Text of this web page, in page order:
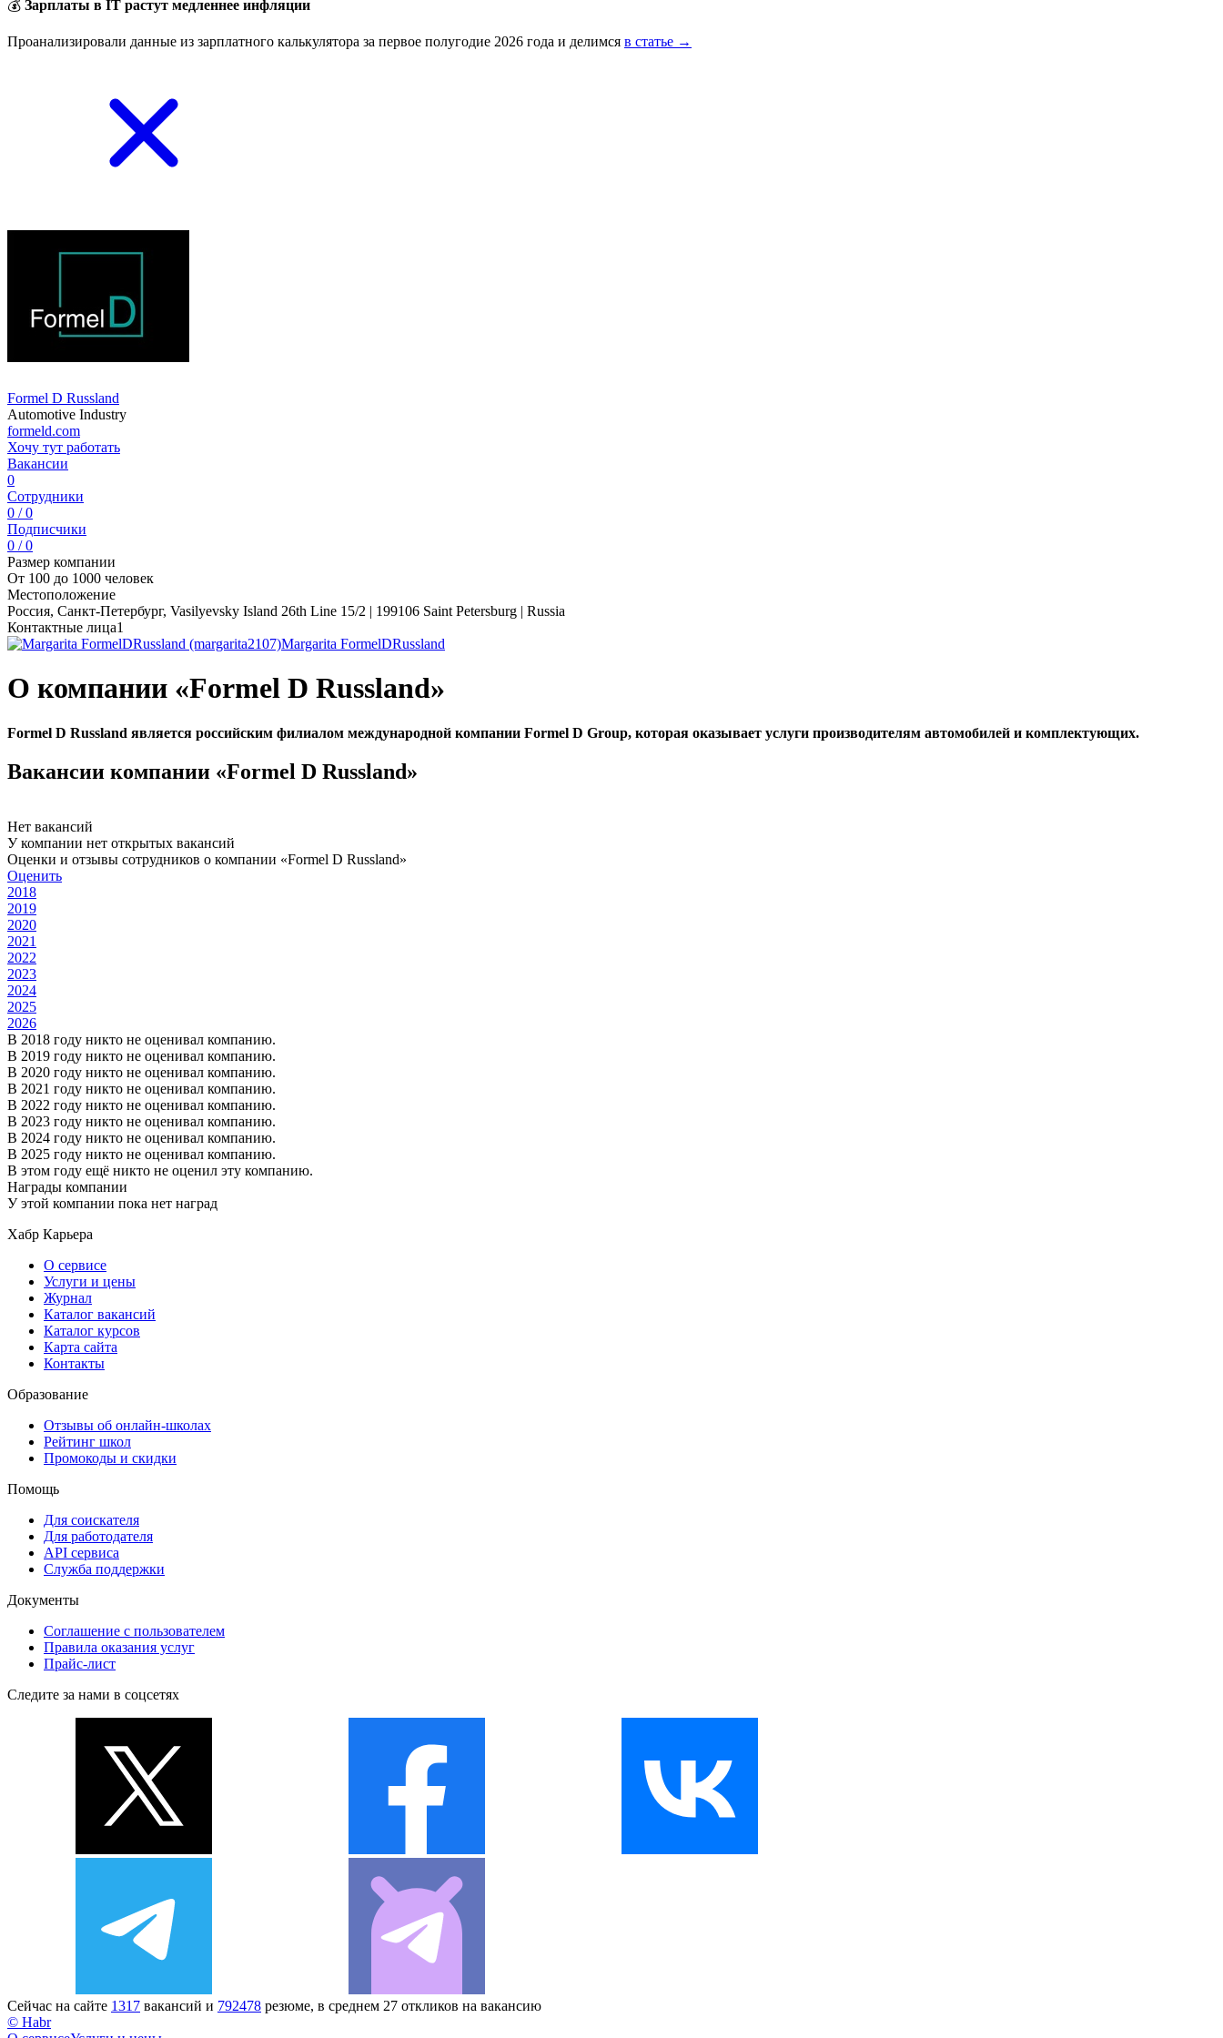
💰 Зарплаты в IT растут медленнее инфляции
Проанализировали данные из зарплатного калькулятора за первое полугодие 2026 года и делимся в статье →
Formel D Russland
Automotive Industry
formeld.com
Хочу тут работать
Вакансии
0
Сотрудники
0 / 0
Подписчики
0 / 0
Размер компании
От 100 до 1000 человек
Местоположение
Россия, Санкт-Петербург, Vasilyevsky Island 26th Line 15/2 | 199106 Saint Petersburg | Russia
Контактные лица1
Margarita FormelDRussland
О компании «Formel D Russland»
Formel D Russland является российским филиалом международной компании Formel D Group, которая оказывает услуги производителям автомобилей и комплектующих.
Вакансии компании «Formel D Russland»
Нет вакансий
У компании нет открытых вакансий
Оценки и отзывы сотрудников о компании «Formel D Russland»
Оценить
2018
2019
2020
2021
2022
2023
2024
2025
2026
В 2018 году никто не оценивал компанию.
В 2019 году никто не оценивал компанию.
В 2020 году никто не оценивал компанию.
В 2021 году никто не оценивал компанию.
В 2022 году никто не оценивал компанию.
В 2023 году никто не оценивал компанию.
В 2024 году никто не оценивал компанию.
В 2025 году никто не оценивал компанию.
В этом году ещё никто не оценил эту компанию.
Награды компании
У этой компании пока нет наград
Хабр Карьера
О сервисе
Услуги и цены
Журнал
Каталог вакансий
Каталог курсов
Карта сайта
Контакты
Образование
Отзывы об онлайн-школах
Рейтинг школ
Промокоды и скидки
Помощь
Для соискателя
Для работодателя
API сервиса
Служба поддержки
Документы
Соглашение с пользователем
Правила оказания услуг
Прайс-лист
Следите за нами в соцсетях
Сейчас на сайте 1317 вакансий и 792478 резюме, в среднем 27 откликов на вакансию
© Habr